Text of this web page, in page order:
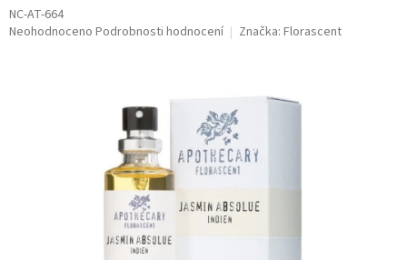
NC-AT-664
Průměrné
Neohodnoceno Podrobnosti hodnocení Značka: Florascent